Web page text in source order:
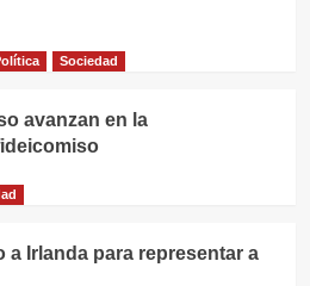
Sociedad
avanzan en la
a Irlanda para representar a